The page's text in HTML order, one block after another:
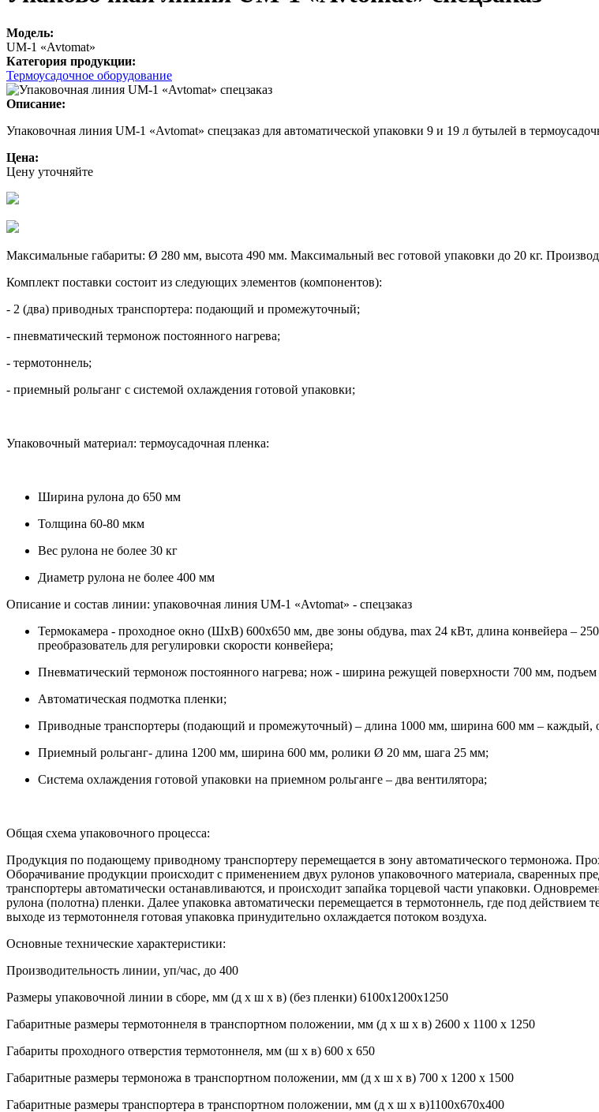
Модель:
UM-1 «Avtomat»
Категория продукции:
Термоусадочное оборудование
Описание:
Упаковочная линия UM-1 «Avtomat» спецзаказ для автоматической упаковки 9 и 19 л бутылей в
Цена:
Цену уточняйте
Максимальные габариты: Ø 280 мм, высота 490 мм. Максимальный вес готовой упаковки до 20 кг.
Комплект поставки состоит из следующих элементов (компонентов):
- 2 (два) приводных транспортера: подающий и промежуточный;
- пневматический термонож постоянного нагрева;
- термотоннель;
- приемный рольганг с системой охлаждения готовой упаковки;
Упаковочный материал: термоусадочная пленка:
Ширина рулона до 650 мм
Толщина 60-80 мкм
Вес рулона не более 30 кг
Диаметр рулона не более 400 мм
Описание и состав линии: упаковочная линия UM-1 «Avtomat» - спецзаказ
Термокамера - проходное окно (ШхВ) 600х650 мм, две зоны обдува, max 24 кВт, длина конвейера –
преобразователь для регулировки скорости конвейера;
Пневматический термонож постоянного нагрева; нож - ширина режущей поверхности 700 мм,
Автоматическая подмотка пленки;
Приводные транспортеры (подающий и промежуточный) – длина 1000 мм, ширина 600 мм – каждый,
Приемный рольганг- длина 1200 мм, ширина 600 мм, ролики Ø 20 мм, шага 25 мм;
Система охлаждения готовой упаковки на приемном рольганге – два вентилятора;
Общая схема упаковочного процесса:
Продукция по подающему приводному транспортеру перемещается в зону автоматического термоножа.
Оборачивание продукции происходит с применением двух рулонов упаковочного материала, сваренных
транспортеры автоматически останавливаются, и происходит запайка торцевой части упаковки.
рулона (полотна) пленки. Далее упаковка автоматически перемещается в термотоннель, где под
выходе из термотоннеля готовая упаковка принудительно охлаждается потоком воздуха.
Основные технические характеристики:
Производительность линии, уп/час, до 400
Размеры упаковочной линии в сборе, мм (д х ш х в) (без пленки) 6100х1200х1250
Габаритные размеры термотоннеля в транспортном положении, мм (д х ш х в) 2600 х 1100 х 1250
Габариты проходного отверстия термотоннеля, мм (ш х в) 600 х 650
Габаритные размеры термоножа в транспортном положении, мм (д х ш х в) 700 х 1200 х 1500
Габаритные размеры транспортера в транспортном положении, мм (д х ш х в)1100х670х400